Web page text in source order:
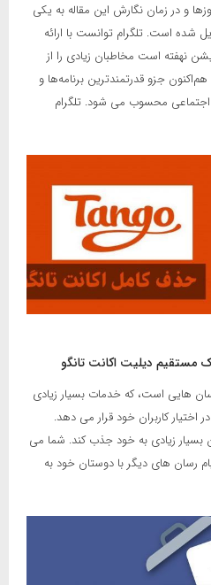
و در زمان نگارش این مقاله به یکی
شده است. تلگرام توانست با ارائه
نهفته است مخاطبان زیادی را از
جزو قدرتمندترین برنامه‌ها و
اجتماعی محسوب می شود. تلگرام
هایی است، که خدمات بسیار زیادی
اختیار کاربران خود قرار می دهد.
بسیار زیادی به خود جذب کند. شما می
رسان های دیگر با دوستان خود به